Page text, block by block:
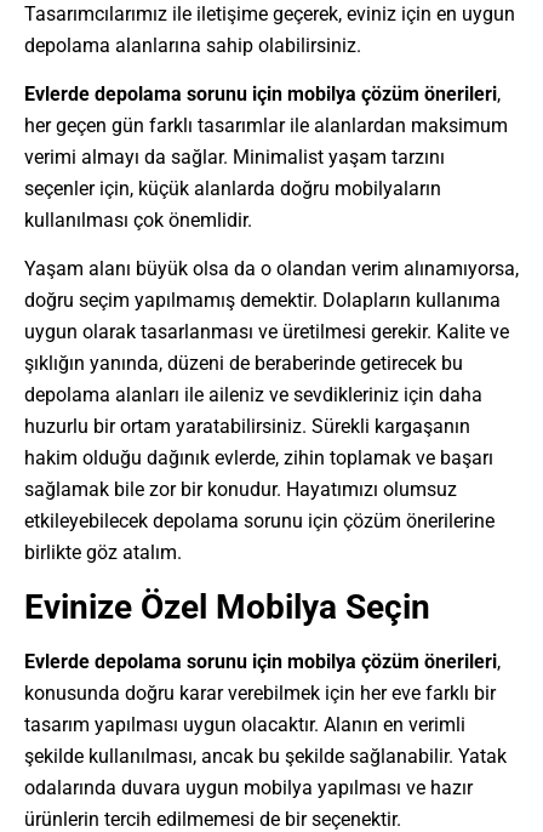
Tasarımcılarımız ile iletişime geçerek, eviniz için en uygun
depolama alanlarına sahip olabilirsiniz.
Evlerde depolama sorunu için mobilya çözüm önerileri,
her geçen gün farklı tasarımlar ile alanlardan maksimum
verimi almayı da sağlar. Minimalist yaşam tarzını
seçenler için, küçük alanlarda doğru mobilyaların
kullanılması çok önemlidir.
Yaşam alanı büyük olsa da o olandan verim alınamıyorsa,
doğru seçim yapılmamış demektir. Dolapların kullanıma
uygun olarak tasarlanması ve üretilmesi gerekir. Kalite ve
şıklığın yanında, düzeni de beraberinde getirecek bu
depolama alanları ile aileniz ve sevdikleriniz için daha
huzurlu bir ortam yaratabilirsiniz. Sürekli kargaşanın
hakim olduğu dağınık evlerde, zihin toplamak ve başarı
sağlamak bile zor bir konudur. Hayatımızı olumsuz
etkileyebilecek depolama sorunu için çözüm önerilerine
birlikte göz atalım.
Evinize Özel Mobilya Seçin
Evlerde depolama sorunu için mobilya çözüm önerileri,
konusunda doğru karar verebilmek için her eve farklı bir
tasarım yapılması uygun olacaktır. Alanın en verimli
şekilde kullanılması, ancak bu şekilde sağlanabilir. Yatak
odalarında duvara uygun mobilya yapılması ve hazır
ürünlerin tercih edilmemesi de bir seçenektir.